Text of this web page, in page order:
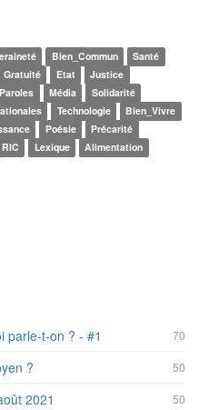
Bien_Commun
Santé
Gratuité Etat
Justice
Média
Solidarité
Technologie
Bien_Vivre
Poésie
Précarité
RIC Lexique Alimentation
70
parle-t-on ? - #1
50
?
50
2021